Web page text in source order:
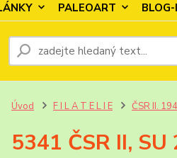
PALEOART
Úvod F I L A T E L I E ČSR II.
5341 ČSR II,